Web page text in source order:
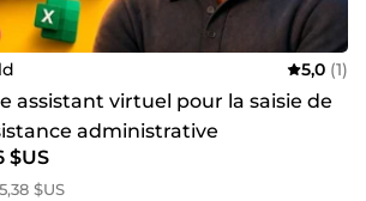
5,0 (1)
assistant virtuel pour la saisie de
administrative
$US
$US